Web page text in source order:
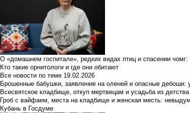
О «домашнем госпитале», редких видах птиц и спасении
Кто такие орнитологи и где они обитают
Все новости по теме 19.02.2026
Брошенные бабушки, заявление на оленей и опасные дебоши:
Всесвятское кладбище, откуп мертвецам и усадьба из
Гроб с вайфаем, места на кладбище и женская месть:
Кубань в Госдуме